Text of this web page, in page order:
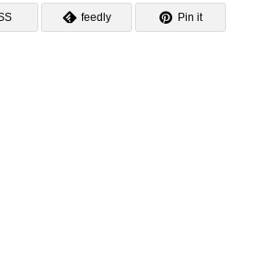
feedly Pin it